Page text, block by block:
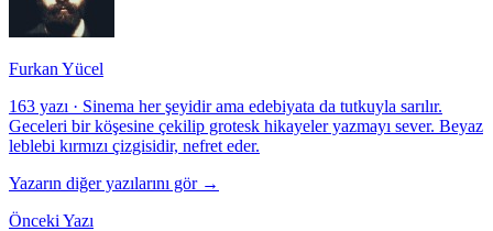
Furkan Yücel
163 yazı · Sinema her şeyidir ama edebiyata da tutkuyla sarılır.
Geceleri bir köşesine çekilip grotesk hikayeler yazmayı sever. Beyaz
leblebi kırmızı çizgisidir, nefret eder.
Yazarın diğer yazılarını gör →
Önceki Yazı